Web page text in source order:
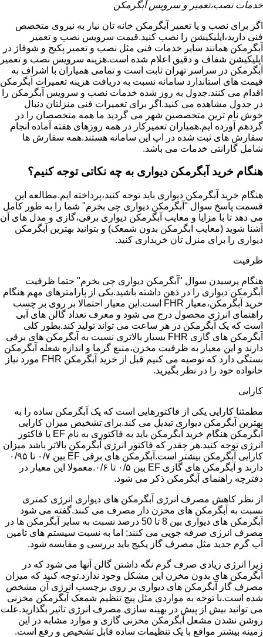
خدمات نصب،تعمیر و سرویس آبگرمکن
اگر برای نصب و یا تعمیر آبگرمکن خانه تان نیاز به نیروی متخصص
فنی دارید،اپلیکیشن را نصب کنید.قیمت سرویس نصب و تعمیر
آبگرمکن همانند سایر خدمات فنی مثل نصب و تعمیر پکیج و شوفاژ در
اپلیکیشن شفاف و دقیق اعلام شده است.هزینه سرویس نصب و تعمیر
آبگرمکن در سراسر تهران ثابت است و تمامی همیاران با اشراف به
قیمت های استاندارد سامانه نسبت به دریافت هزینه تعمیرات آبگرمکن
اقدام می کنند.جدول به روز شده خدمات نصب و سرویس آبگرمکن را
در جدول مشاهده می کنید.اگر برای تعمیرات فنی منزلتان دنبال
خوش نام ترین متخصصین شهر می گردید ما همه متخصصان را در
گردهم آورده ایم.همیاران تعمیرکار در همه روزهای هفته آماده انجام
سفارش های ثبت شده در اپ این سامانه هستند.همه سفارش ها
شامل گارانتی خدمات می باشد.
هنگام خرید آبگرمکن دیواری به چه نکاتی توجه کنیم؟
هنگام خرید آبگرمکن دیواری باید توجه کنید،پرداخته ایم.مطالعه این
قسمت پاسخ سوال "آبگرمکن دیواری چی بخرم" شما را به طور کامل
می دهد تا با مزایا و معایب آبگرمکن دیواری برقی،گازی و مدل های آن
آشنا شوید (معایب ابگرمکن بدون شمعک) و بتوانید بهترین آبگرمکن
دیواری را برای منزل تان خریداری کنید.
ظرفیت
هنگام پرسیدن سوال "آبگرمکن دیواری چی بخرم" حتما ظرفیت
آبگرمکن دیواری را در ذهن داشته باشید.یکی از پارامترهای مهم هنگام
خرید آبگرمکن،معیار FHR است.این معیار احتمالا بر روی بر چسب
راهنمای انرژی محصول درج می شود و معرف تعداد گالن های آبی
است که یک آبگرمکن در هر ساعت می تواند تولید کند.بطور کلی
آبگرمکن های گازی FHR بسیار بالاتری نسبت به آبگرمکن های برقی
دارند و این معیار به ظرفیت مخزن،منبع گرما و اندازه شعله آبگرمکن
بستگی دارد که توصیه می کنیم قبل از خرید آبگرمکن FHR مورد نیاز
خانواده خود را در نظر بگیرید.
کارایی
مطمئنا کارایی یکی از فاکتورهایی است که یک آبگرمکن ساده را به
بهترین آبگرمکن دیواری تبدیل می کند.برای تشخیص میزان کارایی
آبگرمکن هنگام خرید آبگرمکن باید به فاکتوری به نام EF یا فاکتور
انرژی توجه کنید.هر چقدر که فاکتور انرژی آبگرمکن بالاتر باشد میزان
کارایی آبگرمکن بیشتر است.آبگرمکن های برقی EF بین ۰/۷ تا ۰/۹۵
دارند و آبگرمکن های گازی EF بین ۰/۵ تا ۰/۶.معمولا این معیار در
دفترچه راهنمای آبگرمکن ذکر می شود.
از نظر کاهش مصرف انرژی آبگرمکن های دیواری انرژی کمتری
نسبت به آبگرمکن های مخزن دار مصرف می کنند.گفته می شود
آبگرمکن های دیواری بین 8 تا 50 درصد نسبت به سایر آبگرمکن ها در
مصرف انرژی صرفه جویی می کنند; اما به نسبت سیستم های تامین
آب گرم جدید مثل مصرف گاز پکیج باید بررسی و مقایسه شود.
زیرا انرژی زیادی صرف گرم نگه داشتن گالن آنها می شود که در
آبگرمکن های بدون مخزن این مشکل وجود ندارد.توجه کنید که میزان
مصرف گاز آبگرمکن های دیواری بر روی برچسب انرژی آن مشخص
شده است.با توجه به مواردی مثل پیچ تنظیم شمعک آبگرمکن مخزنی
می توانید بیش از پیش در بهینه سازی مصرف انرژی تاثیر بگذارید.علت
روشن نشدن مشعل آبگرمکن مخزنی گازی و موارد مشابه در این
زمینه بیشتر مواقع با یک تنظیمات ساده قابل تشخیص و رفع است.